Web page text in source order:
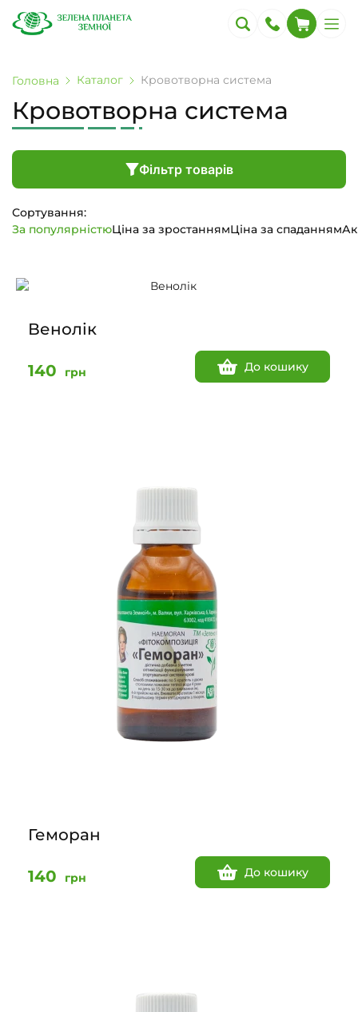
Головна Каталог Кровотворна система
Кровотворна система
Фільтр товарів
Сортування:
За популярністюЦіна за зростаннямЦіна за спаданням
Венолік
140 грн До кошику
Геморан
140 грн До кошику